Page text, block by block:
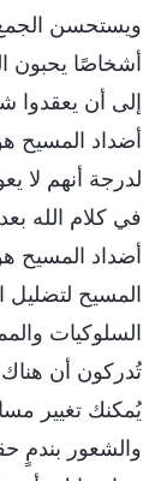
ويستحسن الجمع
أشخاصًا يحبون
إلى أن
أضداد المسيح
لدرجة أنهم لا
في كلام الله
أضداد المسيح
المسيح
السلوكيات
تُدركون أن
يُمكنك تغيير
والشعور بندمٍ